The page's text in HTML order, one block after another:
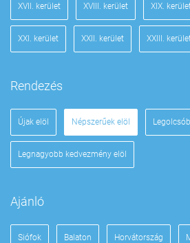
XVII. kerület XVIII. kerület XIX.
XXI. kerület XXII. kerület XXIII.
Rendezés
Újak elöl Népszerűek elöl
Legnagyobb kedvezmény elöl
Ajánló
Siófok Balaton Horvátország